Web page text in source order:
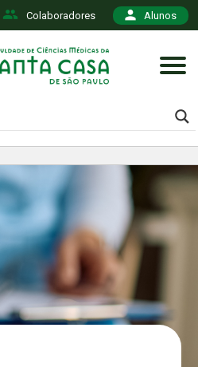
Colaboradores Alunos